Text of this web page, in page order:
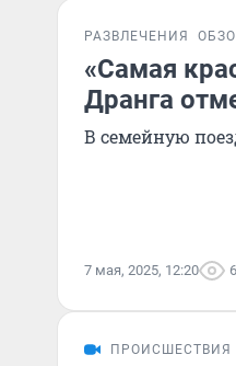
РАЗВЛЕЧЕНИЯ
«Самая
Дранга
В семейную
7 мая, 2025, 12:20
ПРОИСШЕСТВИЯ